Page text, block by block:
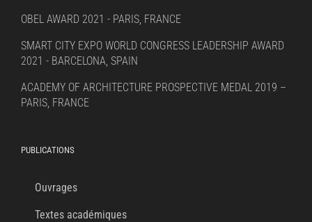
OBEL AWARD 2021 - PARIS, FRANCE
SMART CITY EXPO WORLD CONGRESS LEADERSHIP AWARD
2021 - BARCELONA, SPAIN
ACADEMY OF ARCHITECTURE PROSPECTIVE MEDAL 2019 –
PARIS, FRANCE
PUBLICATIONS
Ouvrages
Textes académiques